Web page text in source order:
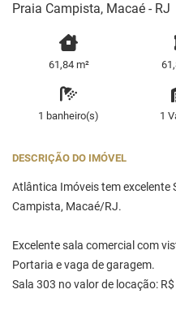
Praia Campista, Macaé - RJ
61,84 m²
1 banheiro(s) 1
DESCRIÇÃO DO IMÓVEL
Atlântica Imóveis tem excelente
Campista, Macaé/RJ.
Excelente sala comercial com
Portaria e vaga de garagem.
Sala 303 no valor de locação: